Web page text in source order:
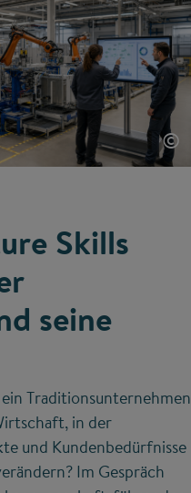
©
Skills
seine
Traditionsunternehmen
in der
und Kundenbedürfnisse
Im Gespräch